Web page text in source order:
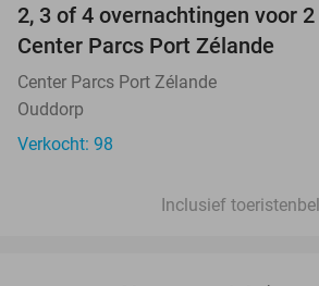
2, 3 of 4 overnachtingen voor
Center Parcs Port Zélande
Center Parcs Port Zélande
Ouddorp
Verkocht: 98
Inclusief